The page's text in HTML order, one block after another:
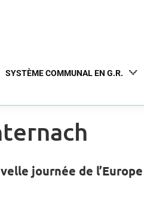
SYSTÈME COMMUNAL EN G.R.
journée de